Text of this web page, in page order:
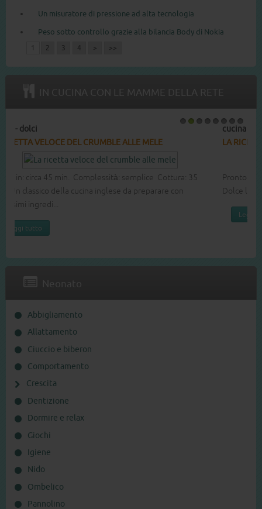
Un misuratore di pressione ad alta tecnologia
Peso sotto controllo grazie alla bilancia Body di Nokia
1 2 3 4 > >>
IN CUCINA CON LE MAMME DELLA RETE
6 7 8
cucina - dolci
LA RICETTA DEL COTTON CAKE
Pronto in: circa 60 min. Complessità: media Cottura: 40 min.
Dolce leggero e soffice buono per ogni occasione.
Neonato
Abbigliamento
Allattamento
Ciuccio e biberon
Comportamento
Crescita
Dentizione
Dormire e relax
Giochi
Igiene
Nido
Ombelico
Pannolino